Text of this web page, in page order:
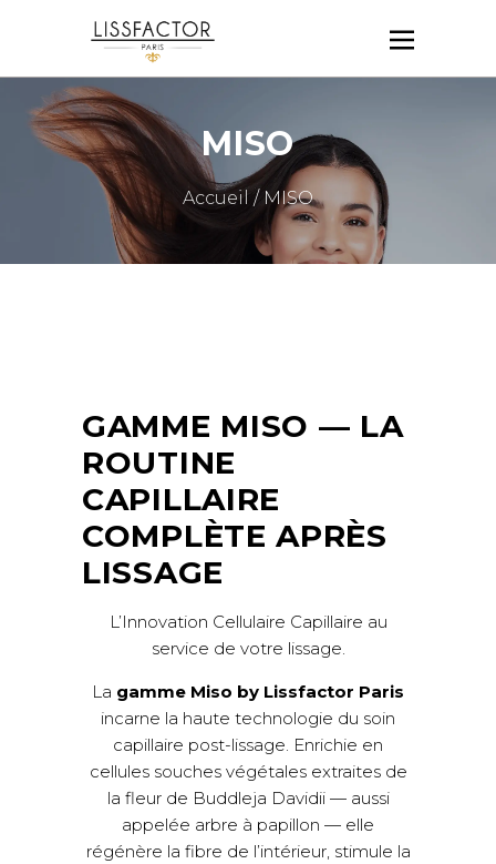
MISO
Accueil / MISO
GAMME MISO — LA
ROUTINE
CAPILLAIRE
COMPLÈTE APRÈS
LISSAGE
L’Innovation Cellulaire Capillaire au
service de votre lissage.
La gamme Miso by Lissfactor Paris
incarne la haute technologie du soin
capillaire post-lissage. Enrichie en
cellules souches végétales extraites de
la fleur de Buddleja Davidii — aussi
appelée arbre à papillon — elle
régénère la fibre de l’intérieur, stimule la